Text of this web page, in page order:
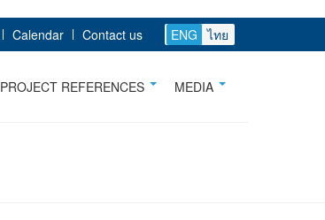
ENG ไทย
Calendar Contact us
PROJECT REFERENCES MEDIA